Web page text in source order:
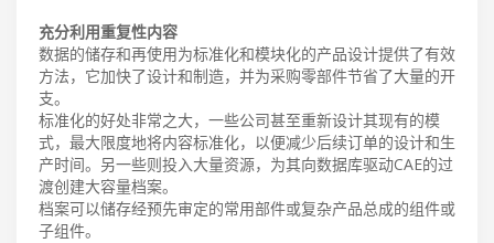
充分利用重复性内容
数据的储存和再使用为标准化和模块化的产品设计提供了有效
方法，它加快了设计和制造，并为采购零部件节省了大量的开
支。
标准化的好处非常之大，一些公司甚至重新设计其现有的模
式，最大限度地将内容标准化，以便减少后续订单的设计和生
产时间。另一些则投入大量资源，为其向数据库驱动CAE的过
渡创建大容量档案。
档案可以储存经预先审定的常用部件或复杂产品总成的组件或
子组件。